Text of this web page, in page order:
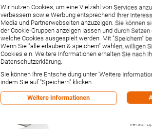
Lieferzeit:
Inkl.
-1%
Wir nutzen Cookies, um eine Vielzahl von Services
verbessern sowie Werbung entsprechend Ihrer
Media und Partnerwebseiten anzuzeigen. Sie können
der Cookie-Gruppen anzeigen lassen und durch
welche Cookies ausgespielt werden. Mit "Speichern"
Wenn Sie "alle erlauben & speichern" wählen, willigen
Cookies ein. Weitere Informationen erhalten Sie nach
Datenschutzerklärung.
Sie können Ihre Entscheidung unter 'Weitere
indem Sie auf "Speichern" klicken.
Weitere Informationen